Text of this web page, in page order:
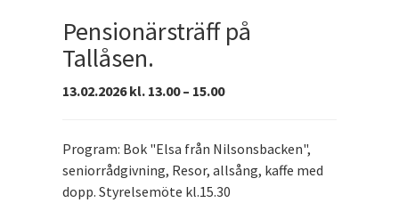
Pensionärsträff på
Tallåsen.
13.02.2026 kl. 13.00 – 15.00
Program: Bok "Elsa från Nilsonsbacken",
seniorrådgivning, Resor, allsång, kaffe med
dopp. Styrelsemöte kl.15.30